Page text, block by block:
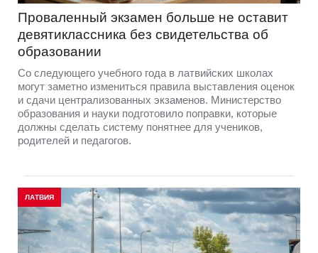
Проваленный экзамен больше не оставит
девятиклассника без свидетельства об
образовании
Со следующего учебного года в латвийских школах
могут заметно измениться правила выставления оценок
и сдачи централизованных экзаменов. Министерство
образования и науки подготовило поправки, которые
должны сделать систему понятнее для учеников,
родителей и педагогов.
ЛАТВИЯ